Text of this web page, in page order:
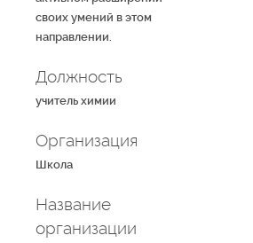
своих умений в этом
направлении.
Должность
учитель химии
Организация
Школа
Название
организации